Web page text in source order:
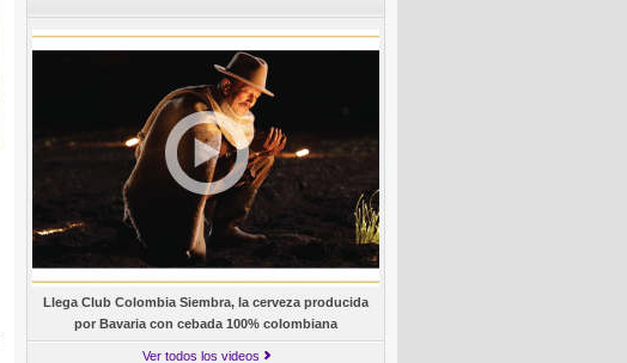
Llega Club Colombia Siembra, la cerveza producida
por Bavaria con cebada 100% colombiana
Ver todos los videos